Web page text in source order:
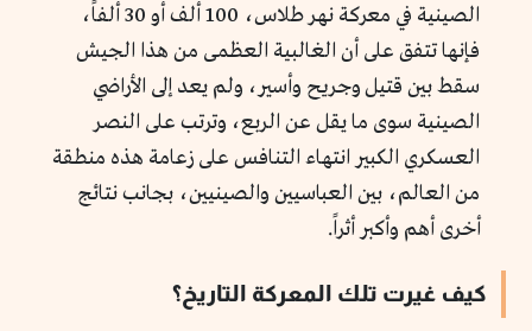
الصينية في معركة نهر طلاس، 100 ألف أو 30 ألفاً،
فإنها تتفق على أن الغالبية العظمى من هذا الجيش
سقط بين قتيل وجريح وأسير، ولم يعد إلى الأراضي
الصينية سوى ما يقل عن الربع، وترتب على النصر
العسكري الكبير انتهاء التنافس على زعامة هذه منطقة
من العالم، بين العباسيين والصينيين، بجانب نتائج
أخرى أهم وأكبر أثراً.
كيف غيرت تلك المعركة التاريخ؟